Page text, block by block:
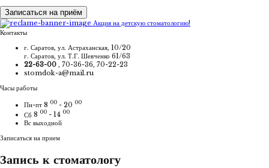
Записаться на приём
Акция на детскую стоматологию!
Контакты
г. Саратов, ул. Астраханская, 10/20
г. Саратов, ул. Т.Г. Шевченко 61/63
22-63-00 , 70-36-36, 70-22-23
stomdok-a@mail.ru
Часы работы
Пн-пт 8 00 - 20 00
Сб 8 00 - 14 00
Вс выходной
Записаться на прием
Запись к стоматологу